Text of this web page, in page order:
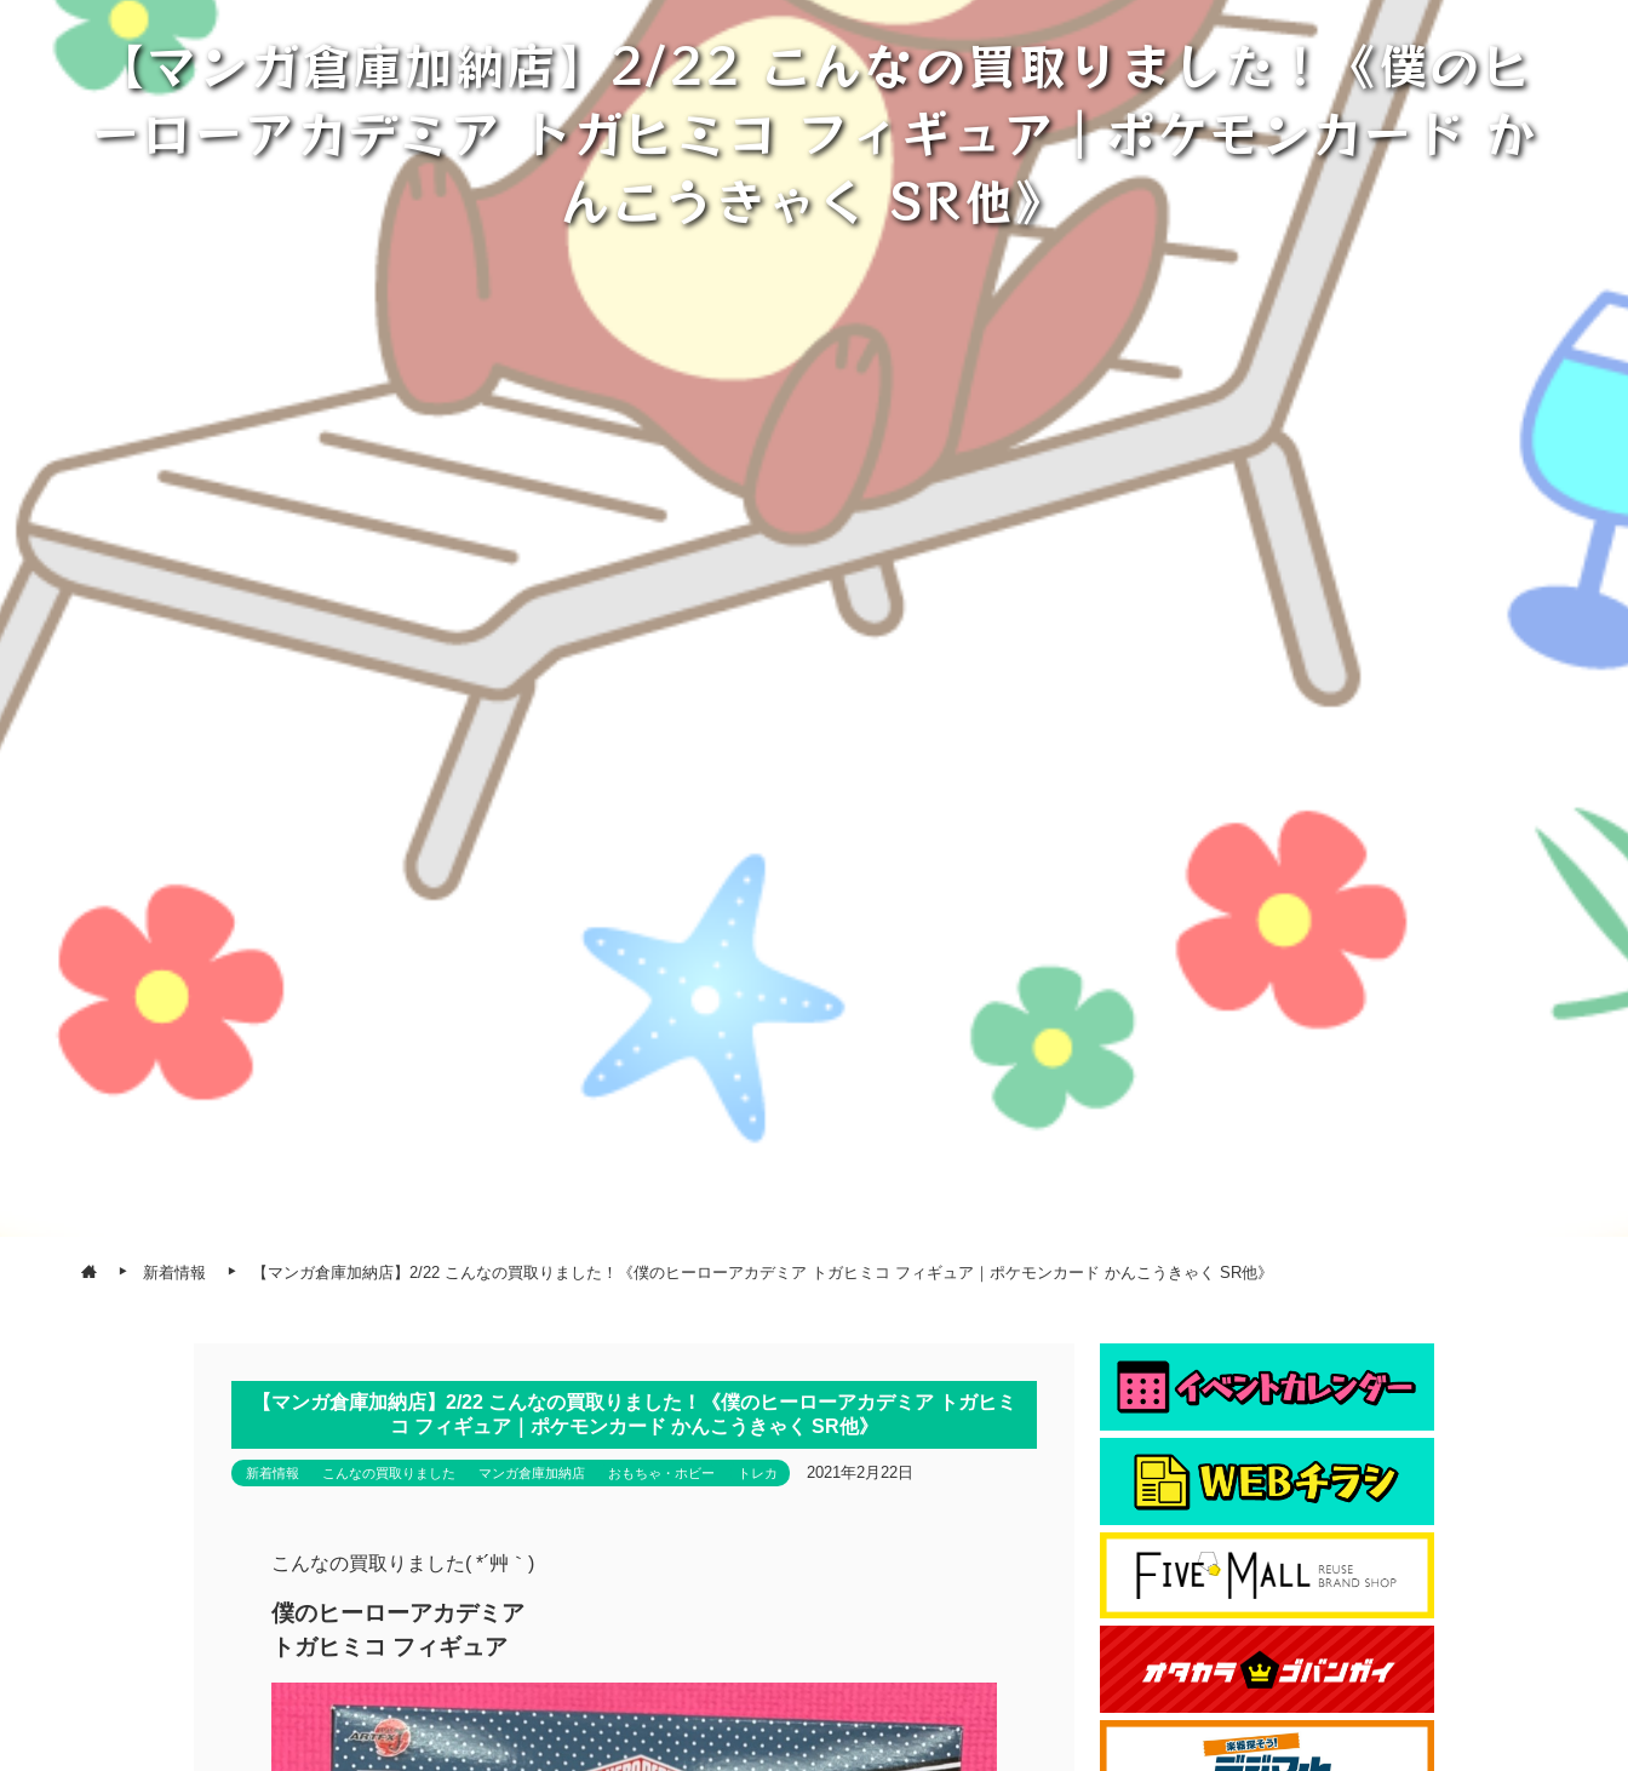
【マンガ倉庫加納店】2/22 こんなの買取りました！《僕のヒ
ーローアカデミア トガヒミコ フィギュア｜ポケモンカード か
んこうきゃく SR他》
新着情報 【マンガ倉庫加納店】2/22 こんなの買取りました！《僕のヒーローアカデミア トガヒミコ フィギュア｜ポケモンカード かんこうきゃく SR他》
【マンガ倉庫加納店】2/22 こんなの買取りました！《僕のヒーローアカデミア トガヒミ
コ フィギュア｜ポケモンカード かんこうきゃく SR他》
新着情報 こんなの買取りました マンガ倉庫加納店 おもちゃ・ホビー トレカ 2021年2月22日
こんなの買取りました( *´艸｀)
僕のヒーローアカデミア
トガヒミコ フィギュア